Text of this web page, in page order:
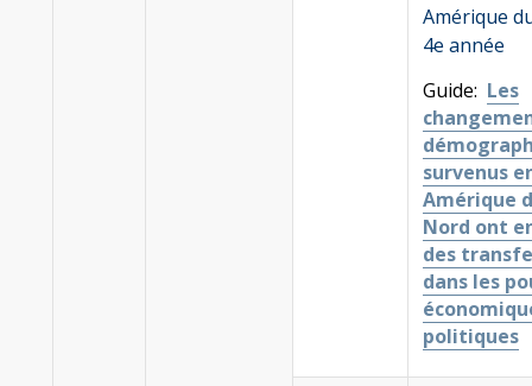
Amérique
4e année
Guide: Les
survenus
Amérique
Nord ont
des
dans les
politiques